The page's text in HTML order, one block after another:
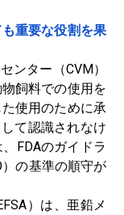
重要な役割を果
ンター（CVM）
飼料での使用を
使用のために承
て認識されなけ
FDAのガイドラ
の基準の順守が
）は、亜鉛メ